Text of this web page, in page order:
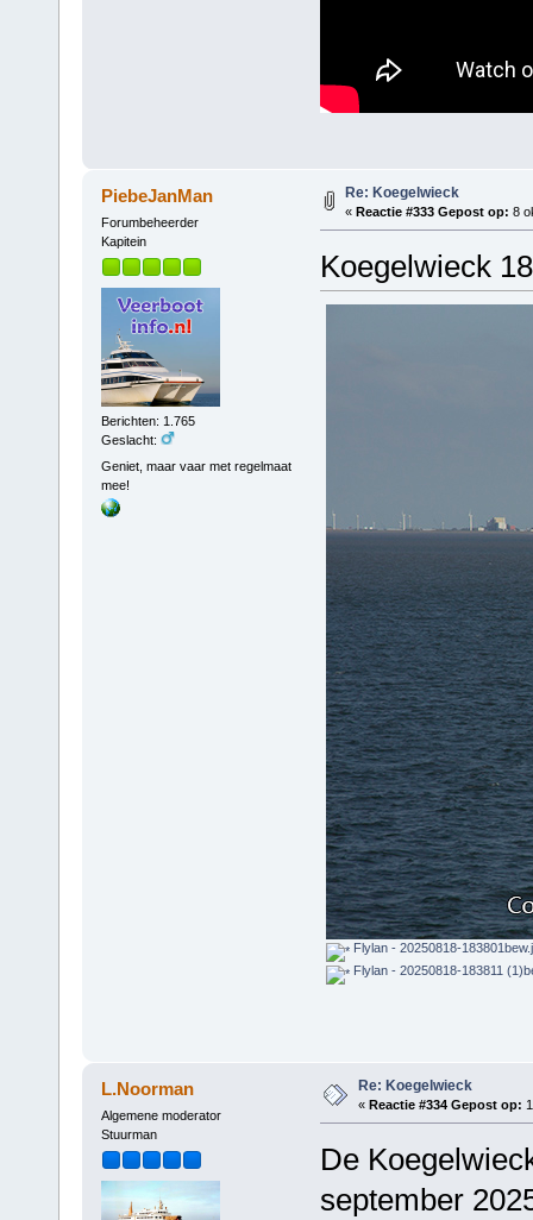
PiebeJanMan
Forumbeheerder
Kapitein
Berichten: 1.765
Geslacht:
Geniet, maar vaar met regelmaat
mee!
Re: Koegelwieck
« Reactie #333 Gepost op: 8
Koegelwieck
Flylan - 20250818-
Flylan - 20250818-183811
L.Noorman
Algemene moderator
Stuurman
Re: Koegelwieck
« Reactie #334 Gepost op:
De
september